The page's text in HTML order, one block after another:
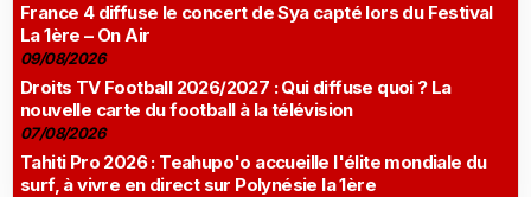
France 4 diffuse le concert de Sya capté lors du Festival
La 1ère – On Air
09/08/2026
Droits TV Football 2026/2027 : Qui diffuse quoi ? La
nouvelle carte du football à la télévision
07/08/2026
Tahiti Pro 2026 : Teahupo'o accueille l'élite mondiale du
surf, à vivre en direct sur Polynésie la 1ère